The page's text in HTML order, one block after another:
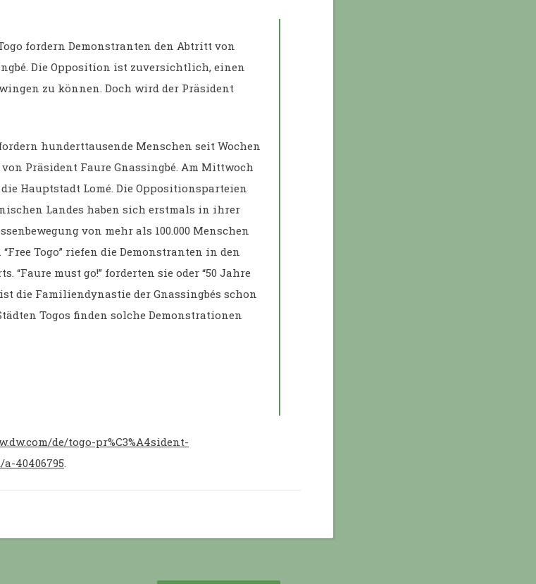
fordern Demonstranten den Abtritt von
Die Opposition ist zuversichtlich, einen
zu können. Doch wird der Präsident
hunderttausende Menschen seit Wochen
Präsident Faure Gnassingbé. Am Mittwoch
Hauptstadt Lomé. Die Oppositionsparteien
Landes haben sich erstmals in ihrer
von mehr als 100.000 Menschen
Togo” riefen die Demonstranten in den
“Faure must go!” forderten sie oder “50 Jahre
die Familiendynastie der Gnassingbés schon
Togos finden solche Demonstrationen
de/togo-pr%C3%A4sident-
40406795.